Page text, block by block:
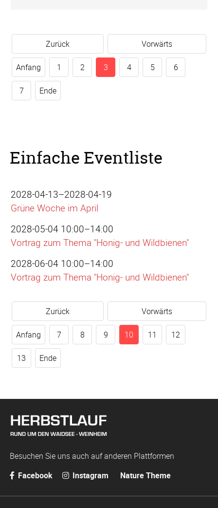
Zurück Vorwärts
Anfang 1 2 3 4 5 6
7 Ende
Einfache Eventliste
2028-04-13–2028-04-19
Grüne Woche im April
2028-05-04 10:00–14:00
Vortrag zum Thema "Honig- und Wildbienen"
2028-06-04 10:00–14:00
Vortrag zum Thema "Honig- und Wildbienen"
Zurück Vorwärts
Anfang 7 8 9 10 11 12
13 Ende
Besuchen Sie uns auch auf anderen Plattformen
Facebook
Instagram Nature Theme